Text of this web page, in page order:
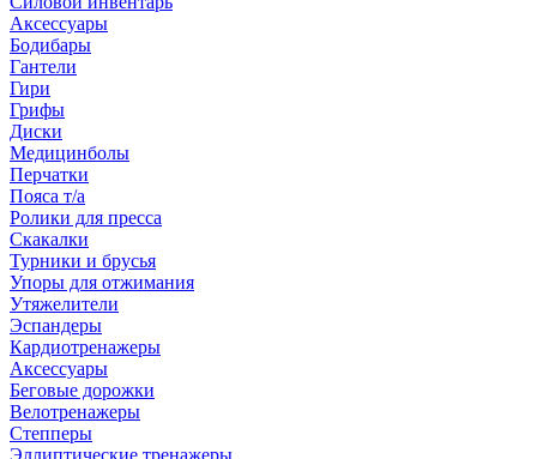
Аксессуары
Бодибары
Гантели
Гири
Грифы
Диски
Медицинболы
Перчатки
Пояса т/а
Ролики для пресса
Скакалки
Турники и брусья
Упоры для отжимания
Утяжелители
Эспандеры
Кардиотренажеры
Аксессуары
Беговые дорожки
Велотренажеры
Степперы
Эллиптические тренажеры